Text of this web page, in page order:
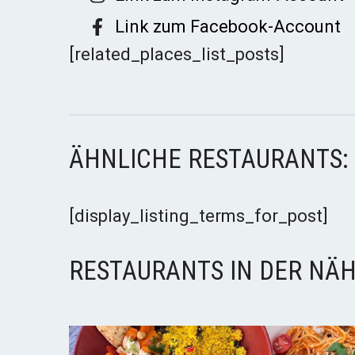
Link zum Facebook-Account
[related_places_list_posts]
ÄHNLICHE RESTAURANTS:
[display_listing_terms_for_post]
RESTAURANTS IN DER